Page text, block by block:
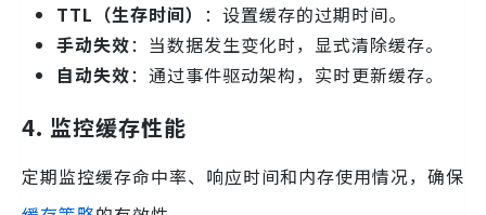
TTL（生存时间） ：设置缓存的过期时间。
手动失效：当数据发生变化时，显式清除缓存。
自动失效：通过事件驱动架构，实时更新缓存。
4. 监控缓存性能
定期监控缓存命中率、响应时间和内存使用情况，确保